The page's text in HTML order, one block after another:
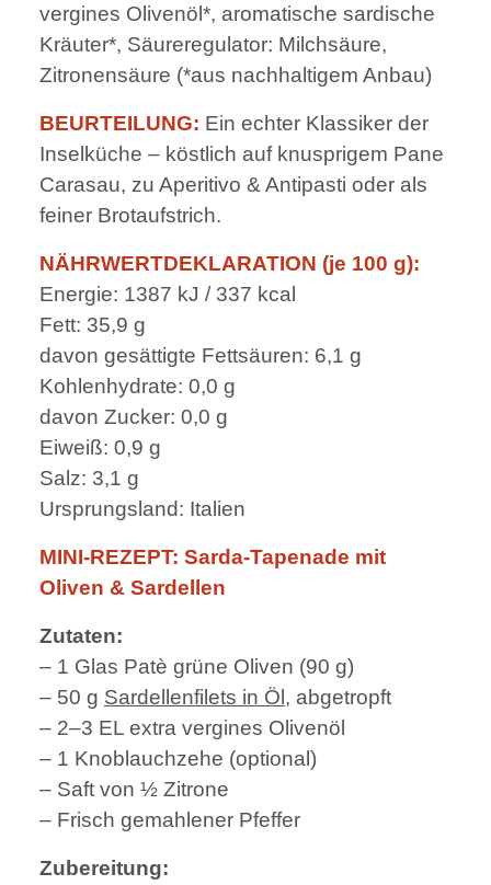
vergines Olivenöl*, aromatische sardische
Kräuter*, Säureregulator: Milchsäure,
Zitronensäure (*aus nachhaltigem Anbau)
BEURTEILUNG: Ein echter Klassiker der
Inselküche – köstlich auf knusprigem Pane
Carasau, zu Aperitivo & Antipasti oder als
feiner Brotaufstrich.
NÄHRWERTDEKLARATION (je 100 g):
Energie: 1387 kJ / 337 kcal
Fett: 35,9 g
davon gesättigte Fettsäuren: 6,1 g
Kohlenhydrate: 0,0 g
davon Zucker: 0,0 g
Eiweiß: 0,9 g
Salz: 3,1 g
Ursprungsland: Italien
MINI-REZEPT: Sarda-Tapenade mit
Oliven & Sardellen
Zutaten:
– 1 Glas Patè grüne Oliven (90 g)
– 50 g Sardellenfilets in Öl, abgetropft
– 2–3 EL extra vergines Olivenöl
– 1 Knoblauchzehe (optional)
– Saft von ½ Zitrone
– Frisch gemahlener Pfeffer
Zubereitung: